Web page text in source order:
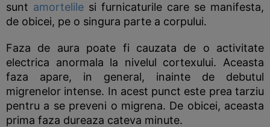
sunt amortelile si furnicaturile care se manifesta,
de obicei, pe o singura parte a corpului.
Faza de aura poate fi cauzata de o activitate
electrica anormala la nivelul cortexului. Aceasta
faza apare, in general, inainte de debutul
migrenelor intense. In acest punct este prea tarziu
pentru a se preveni o migrena. De obicei, aceasta
prima faza dureaza cateva minute.